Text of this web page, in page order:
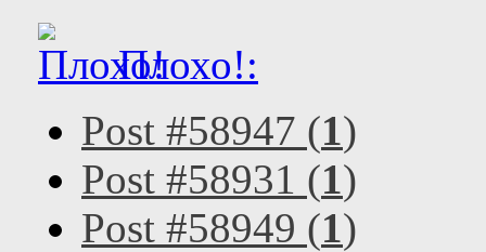
Плохо!:
Post #58947 (1)
Post #58931 (1)
Post #58949 (1)